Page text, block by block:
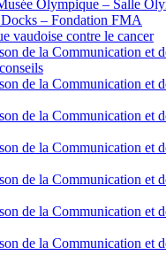
Olympique – Salle
– Fondation FMA
vaudoise contre le cancer
de la Communication et
de la Communication et
de la Communication et
de la Communication et
de la Communication et
de la Communication et
de la Communication et